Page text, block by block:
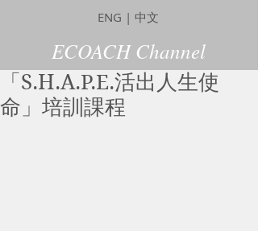
ENG | 中文
ECOACH Channel
「S.H.A.P.E.活出人生使
命」培訓課程